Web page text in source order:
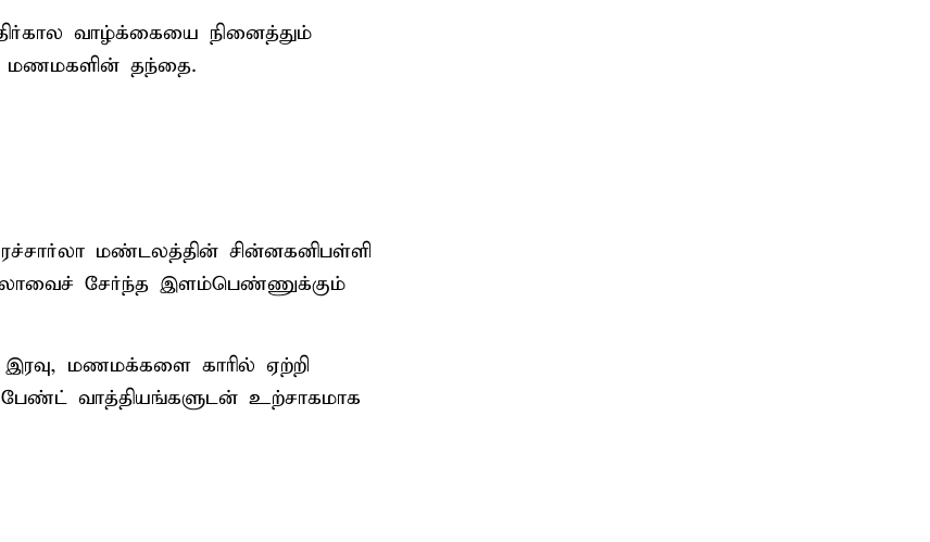
வாழ்க்கையை நினைத்தும்
மணமகளின் தந்தை.
மண்டலத்தின் சின்னகனிபள்ளி
சேர்ந்த இளம்பெண்ணுக்கும்
இரவு, மணமக்களை காரில் ஏற்றி
வாத்தியங்களுடன் உற்சாகமாக